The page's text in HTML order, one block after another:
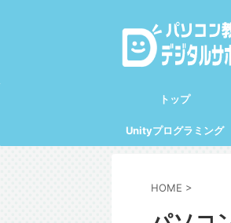
トップ
Unityプログラミング
HOME >